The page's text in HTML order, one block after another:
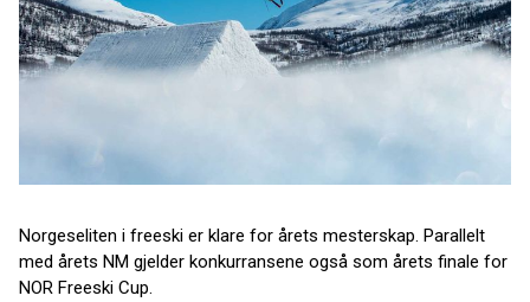
Norgeseliten i freeski er klare for årets mesterskap. Parallelt
med årets NM gjelder konkurransene også som årets finale for
NOR Freeski Cup.